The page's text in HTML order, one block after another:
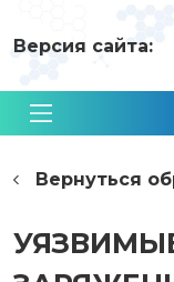
Версия сайта:
Вернуться